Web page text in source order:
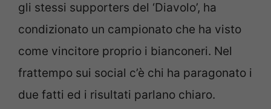
gli stessi supporters del ‘Diavolo’, ha
condizionato un campionato che ha visto
come vincitore proprio i bianconeri. Nel
frattempo sui social c’è chi ha paragonato i
due fatti ed i risultati parlano chiaro.